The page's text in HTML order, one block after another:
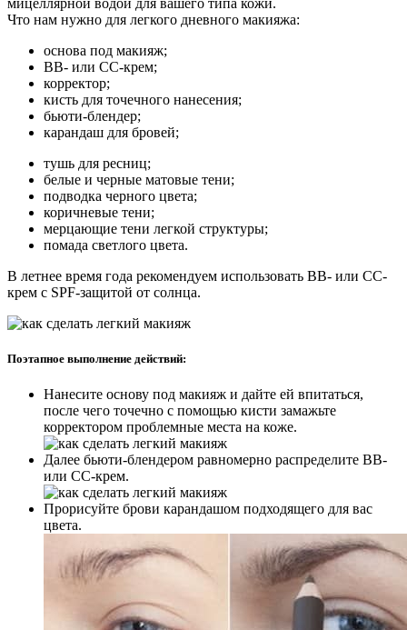
мицеллярной водой для вашего типа кожи.
Что нам нужно для легкого дневного макияжа:
основа под макияж;
ВВ- или СС-крем;
корректор;
кисть для точечного нанесения;
бьюти-блендер;
карандаш для бровей;
тушь для ресниц;
белые и черные матовые тени;
подводка черного цвета;
коричневые тени;
мерцающие тени легкой структуры;
помада светлого цвета.
В летнее время года рекомендуем использовать ВВ- или СС-
крем с SPF-защитой от солнца.
Поэтапное выполнение действий:
Нанесите основу под макияж и дайте ей впитаться,
после чего точечно с помощью кисти замажьте
корректором проблемные места на коже.
Далее бьюти-блендером равномерно распределите BB-
или CC-крем.
Прорисуйте брови карандашом подходящего для вас
цвета.